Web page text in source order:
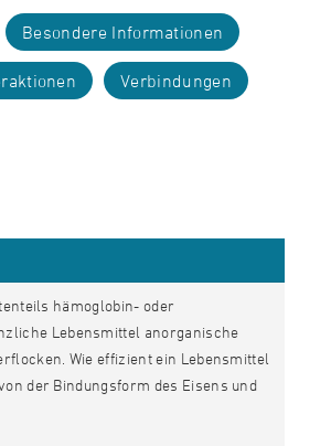
Besondere Informationen
Verbindungen
hämoglobin- oder
Lebensmittel anorganische
Wie effizient ein Lebensmittel
der Bindungsform des Eisens und